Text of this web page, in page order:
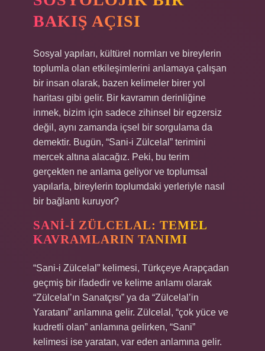
BAKIŞ AÇISI
Sosyal yapıları, kültürel normları ve bireylerin
toplumla olan etkileşimlerini anlamaya çalışan
bir insan olarak, bazen kelimeler birer yol
haritası gibi gelir. Bir kavramın derinliğine
inmek, bizim için sadece zihinsel bir egzersiz
değil, aynı zamanda içsel bir sorgulama da
demektir. Bugün, “Sani-i Zülcelal” terimini
mercek altına alacağız. Peki, bu terim
gerçekten ne anlama geliyor ve toplumsal
yapılarla, bireylerin toplumdaki yerleriyle nasıl
bir bağlantı kuruyor?
SANI-I ZÜLCELAL: TEMEL
KAVRAMLARIN TANIMI
“Sani-i Zülcelal” kelimesi, Türkçeye Arapçadan
geçmiş bir ifadedir ve kelime anlamı olarak
“Zülcelal’ın Sanatçısı” ya da “Zülcelal’in
Yaratanı” anlamına gelir. Zülcelal, “çok yüce ve
kudretli olan” anlamına gelirken, “Sani”
kelimesi ise yaratan, var eden anlamına gelir.